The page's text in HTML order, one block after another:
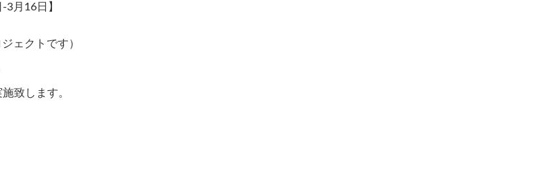
月16日】
ェクトです）
致します。